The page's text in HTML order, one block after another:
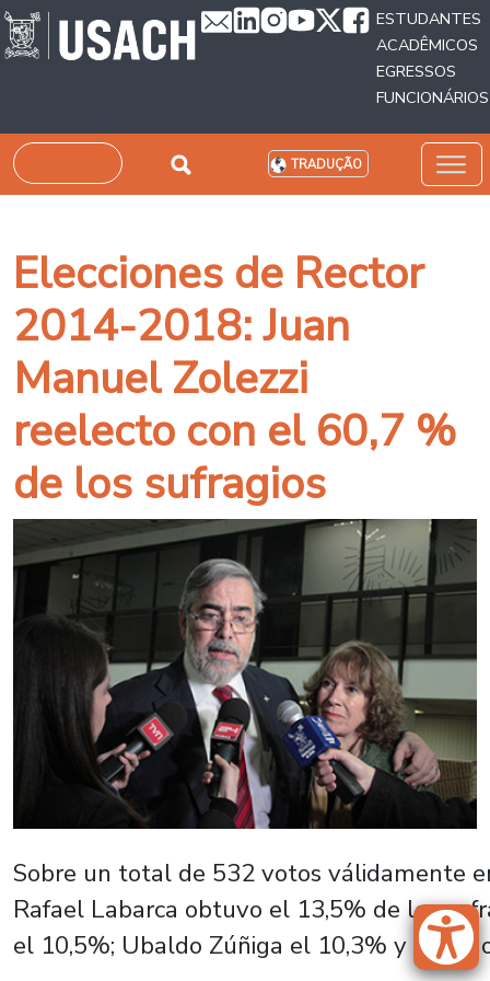
Passar para o conteúdo principal
ESTUDANTES
ACADÊMICOS
EGRESSOS
FUNCIONÁRIOS
Pesquisar TRADUÇÃO
Elecciones de Rector
2014-2018: Juan
Manuel Zolezzi
reelecto con el 60,7 %
de los sufragios
Sobre un total de 532 votos válidamente
Rafael Labarca obtuvo el 13,5% de los
el 10,5%; Ubaldo Zúñiga el 10,3% y